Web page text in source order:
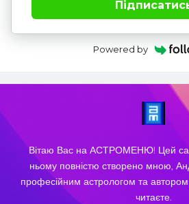
Powered by
Вітаю Вас на АСТРОМЕНЮ! Цей
ньому повністю створено мною,
професійним астрологом та автором
читаєте.